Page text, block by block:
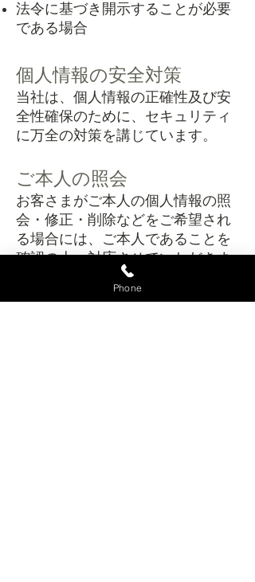
法令に基づき開示することが必要
である場合
個人情報の安全対策
当社は、個人情報の正確性及び安
全性確保のために、セキュリティ
に万全の対策を講じています。
ご本人の照会
お客さまがご本人の個人情報の照
会・修正・削除などをご希望され
る場合には、ご本人であることを
確認の上、対応させていただきま
Phone